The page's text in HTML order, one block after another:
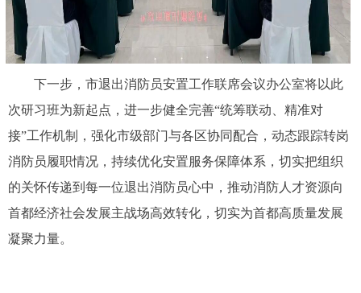
下一步，市退出消防员安置工作联席会议办公室将以此
次研习班为新起点，进一步健全完善“统筹联动、精准对
接”工作机制，强化市级部门与各区协同配合，动态跟踪转岗
消防员履职情况，持续优化安置服务保障体系，切实把组织
的关怀传递到每一位退出消防员心中，推动消防人才资源向
首都经济社会发展主战场高效转化，切实为首都高质量发展
凝聚力量。